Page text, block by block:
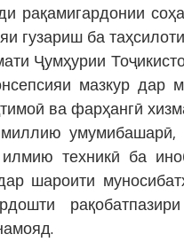
рақамигардонии
гузариш ба
Ҷумҳурии
мазкур дар
ва фарҳангӣ
техникӣ ба
шароити